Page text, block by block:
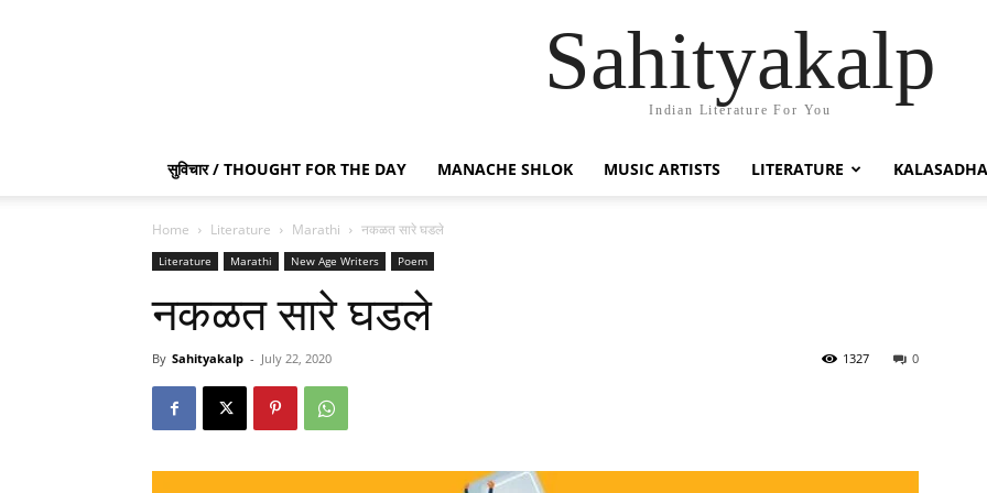
Sahityakalp
Indian Literature For You
सुविचार / THOUGHT FOR THE DAY MANACHE SHLOK MUSIC ARTISTS LITERATURE
Home Literature Marathi नकळत सारे घडले
Literature Marathi New Age Writers Poem
नकळत सारे घडले
By Sahityakalp - July 22, 2020 0
1327